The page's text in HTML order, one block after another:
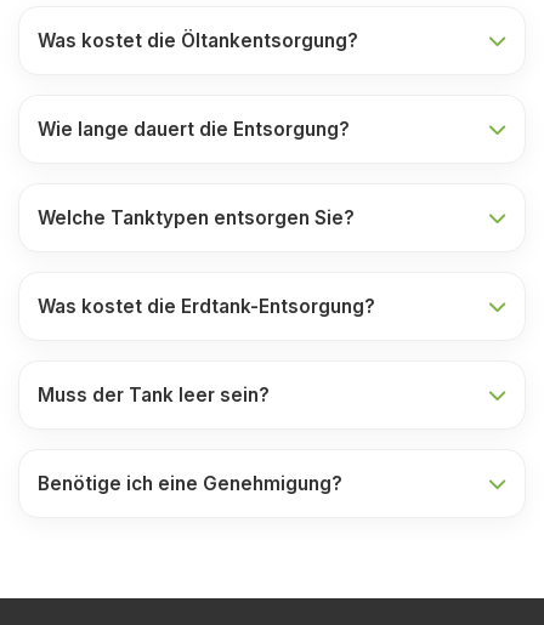
Was kostet die Öltankentsorgung?
Wie lange dauert die Entsorgung?
Welche Tanktypen entsorgen Sie?
Was kostet die Erdtank-Entsorgung?
Muss der Tank leer sein?
Benötige ich eine Genehmigung?